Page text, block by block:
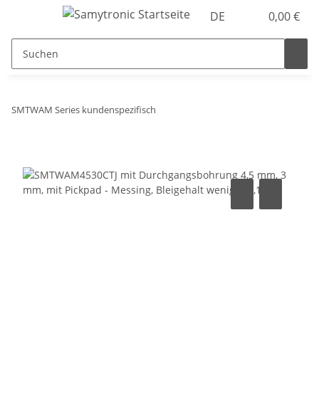
DE 0,00 €
SMTWAM Series kundenspezifisch